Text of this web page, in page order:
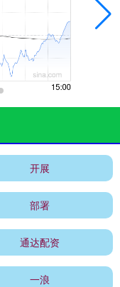
开展
部署
通达配资
一浪